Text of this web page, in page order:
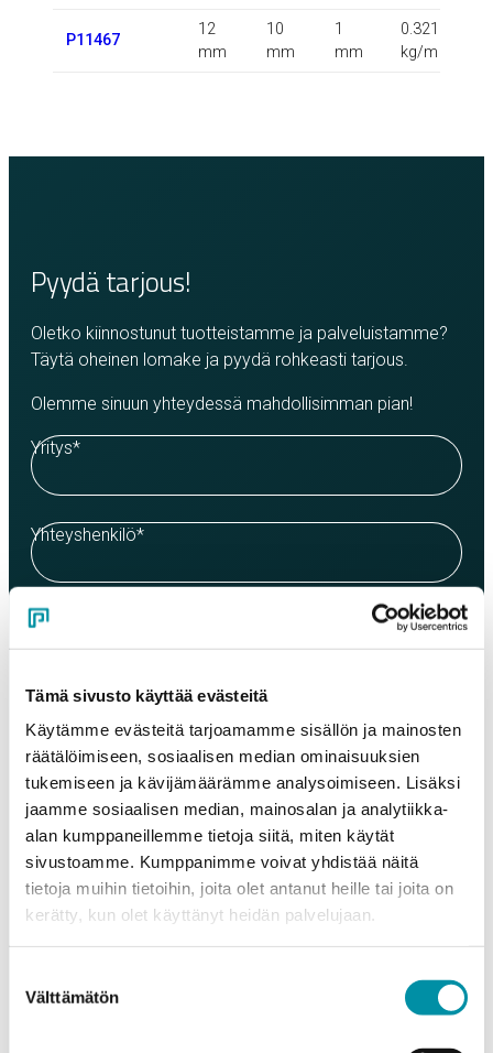
Tämä sivusto käyttää evästeitä
Käytämme evästeitä tarjoamamme sisällön ja mainosten
räätälöimiseen, sosiaalisen median ominaisuuksien
tukemiseen ja kävijämäärämme analysoimiseen. Lisäksi
jaamme sosiaalisen median, mainosalan ja analytiikka-
alan kumppaneillemme tietoja siitä, miten käytät
sivustoamme. Kumppanimme voivat yhdistää näitä
tietoja muihin tietoihin, joita olet antanut heille tai joita on
kerätty, kun olet käyttänyt heidän palvelujaan.
valinta
Välttämätön
P11467
12
mm
10
mm
1
mm
0.321
kg/m
Pyydä tarjous!
Oletko kiinnostunut tuotteistamme ja palveluistamme?
Täytä oheinen lomake ja pyydä rohkeasti tarjous.
Olemme sinuun yhteydessä mahdollisimman pian!
Yritys*
Yhteyshenkilö*
Sähköposti
Puhelinnumero
Tuotteet
Valitse tuote ja syötä tilauksen määrä metreinä. Huomioithan, että
valittu laatu määrittää tilauksen minimipainon.
Tuote*
Määrä (m)